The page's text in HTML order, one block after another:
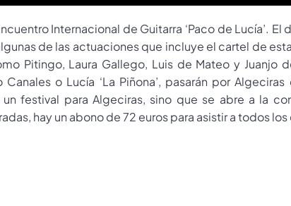
Internacional de Guitarra ‘Paco de Lucía’.
de las actuaciones que incluye el cartel de
Pitingo, Laura Gallego, Luis de Mateo y Juanjo
Canales o Lucía ‘La Piñona’, pasarán por
festival para Algeciras, sino que se abre a la
hay un abono de 72 euros para asistir a todos